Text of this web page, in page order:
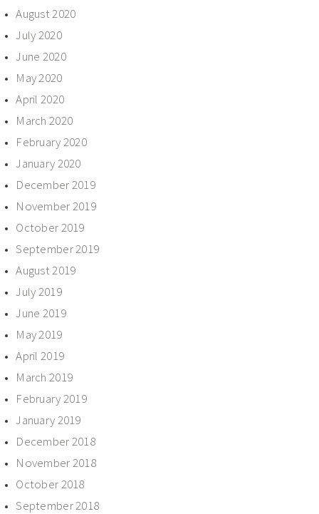
August 2020
July 2020
June 2020
May 2020
April 2020
March 2020
February 2020
January 2020
December 2019
November 2019
October 2019
September 2019
August 2019
July 2019
June 2019
May 2019
April 2019
March 2019
February 2019
January 2019
December 2018
November 2018
October 2018
September 2018